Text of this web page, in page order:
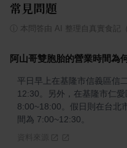
常見問題
本問答由 AI 整理自真實食記
阿山哥雙胞胎的營業時間為
平日早上在基隆市信義區信
12:30。另外，在基隆市仁
8:00~18:00。假日則在台北
間為 7:00~12:30。